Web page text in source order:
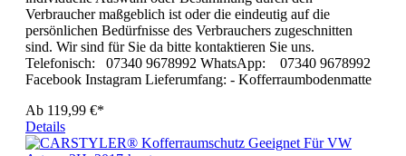
Verbraucher maßgeblich ist oder die eindeutig auf die
persönlichen Bedürfnisse des Verbrauchers zugeschnitten
sind. Wir sind für Sie da bitte kontaktieren Sie uns.
Telefonisch: 07340 9678992 WhatsApp: 07340 9678992
Facebook Instagram Lieferumfang: - Kofferraumbodenmatte
Ab 119,99 €*
Details